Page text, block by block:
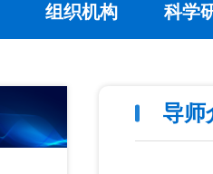
组织机构 科学
导师